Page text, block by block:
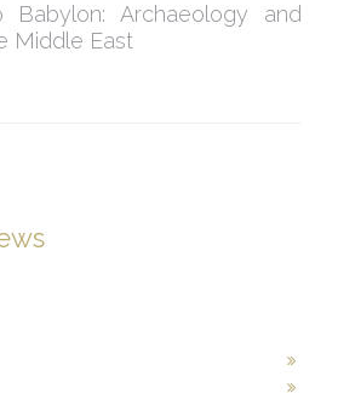
Babylon: Archaeology and
Middle East